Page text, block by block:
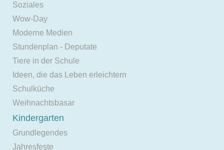
Soziales
Wow-Day
Moderne Medien
Stundenplan - Deputate
Tiere in der Schule
Ideen, die das Leben erleichtern
Schulküche
Weihnachtsbasar
Kindergarten
Grundlegendes
Jahresfeste